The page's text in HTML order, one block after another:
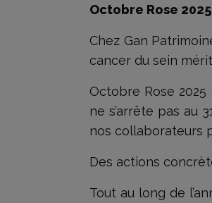
Octobre Rose
Chez Gan
cancer du sein
Octobre Rose
ne s’arrête pas au
nos collaborateurs
Des actions
Tout au long de